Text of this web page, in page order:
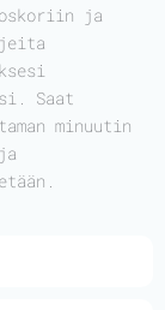
ja
Saat
minuutin